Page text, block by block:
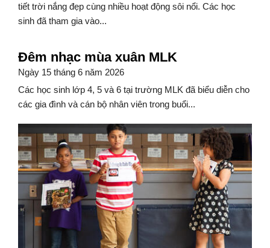
tiết trời nắng đẹp cùng nhiều hoạt động sôi nổi. Các học
sinh đã tham gia vào...
Đêm nhạc mùa xuân MLK
Ngày 15 tháng 6 năm 2026
Các học sinh lớp 4, 5 và 6 tại trường MLK đã biểu diễn cho
các gia đình và cán bộ nhân viên trong buổi...